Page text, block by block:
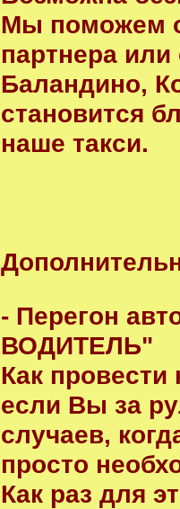
Мы поможем
партнера или
Баландино,
становится
наше такси.
- Перегон
ВОДИТЕЛЬ"
Как провести
если Вы за
случаев,
просто
Как раз для